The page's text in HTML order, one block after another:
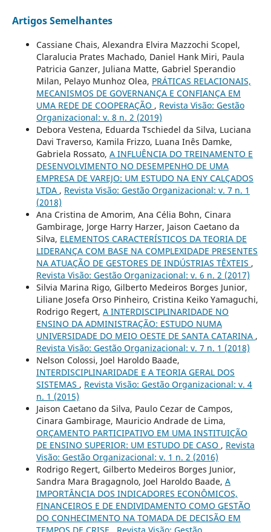
Artigos Semelhantes
Cassiane Chais, Alexandra Elvira Mazzochi Scopel,
Claralucia Prates Machado, Daniel Hank Miri, Paula
Patricia Ganzer, Juliana Matte, Gabriel Sperandio
Milan, Pelayo Munhoz Olea, PRÁTICAS RELACIONAIS,
MECANISMOS DE GOVERNANÇA E CONFIANÇA EM
UMA REDE DE COOPERAÇÃO , Revista Visão: Gestão
Organizacional: v. 8 n. 2 (2019)
Debora Vestena, Eduarda Tschiedel da Silva, Luciana
Davi Traverso, Kamila Frizzo, Luana Inês Damke,
Gabriela Rossato, A INFLUÊNCIA DO TREINAMENTO E
DESENVOLVIMENTO NO DESEMPENHO DE UMA
EMPRESA DE VAREJO: UM ESTUDO NA ENY CALÇADOS
LTDA , Revista Visão: Gestão Organizacional: v. 7 n. 1
(2018)
Ana Cristina de Amorim, Ana Célia Bohn, Cinara
Gambirage, Jorge Harry Harzer, Jaison Caetano da
Silva, ELEMENTOS CARACTERÍSTICOS DA TEORIA DE
LIDERANÇA COM BASE NA COMPLEXIDADE PRESENTES
NA ATUAÇÃO DE GESTORES DE INDÚSTRIAS TÊXTEIS ,
Revista Visão: Gestão Organizacional: v. 6 n. 2 (2017)
Silvia Marina Rigo, Gilberto Medeiros Borges Junior,
Liliane Josefa Orso Pinheiro, Cristina Keiko Yamaguchi,
Rodrigo Regert, A INTERDISCIPLINARIDADE NO
ENSINO DA ADMINISTRAÇÃO: ESTUDO NUMA
UNIVERSIDADE DO MEIO OESTE DE SANTA CATARINA ,
Revista Visão: Gestão Organizacional: v. 7 n. 1 (2018)
Nelson Colossi, Joel Haroldo Baade,
INTERDISCIPLINARIDADE E A TEORIA GERAL DOS
SISTEMAS , Revista Visão: Gestão Organizacional: v. 4
n. 1 (2015)
Jaison Caetano da Silva, Paulo Cezar de Campos,
Cinara Gambirage, Mauricio Andrade de Lima,
ORÇAMENTO PARTICIPATIVO EM UMA INSTITUIÇÃO
DE ENSINO SUPERIOR: UM ESTUDO DE CASO , Revista
Visão: Gestão Organizacional: v. 1 n. 2 (2016)
Rodrigo Regert, Gilberto Medeiros Borges Junior,
Sandra Mara Bragagnolo, Joel Haroldo Baade, A
IMPORTÂNCIA DOS INDICADORES ECONÔMICOS,
FINANCEIROS E DE ENDIVIDAMENTO COMO GESTÃO
DO CONHECIMENTO NA TOMADA DE DECISÃO EM